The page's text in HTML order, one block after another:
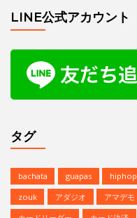
LINE公式アカウント
タグ
bachata guapas hiphop
zouk
アダジオ アマデモ